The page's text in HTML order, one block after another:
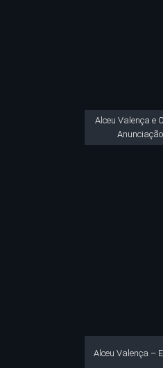
Alceu Valença e
Alceu Valença –